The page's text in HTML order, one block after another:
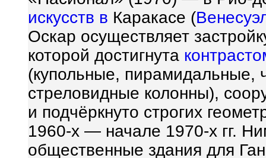
искусств в Каракасе (
Оскар осуществляет
которой достигнута
(купольные,
стреловидные колонны),
и подчёркнуто строгих
1960-х — начале 1970-х гг.
общественные здания для